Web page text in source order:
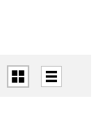
示切替